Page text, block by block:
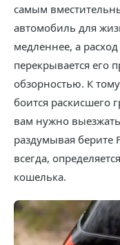
самым
автомобиль для
медленнее, а
перекрывается его
обзорностью. К
боится раскисшего
вам нужно
раздумывая берите
всегда,
кошелька.